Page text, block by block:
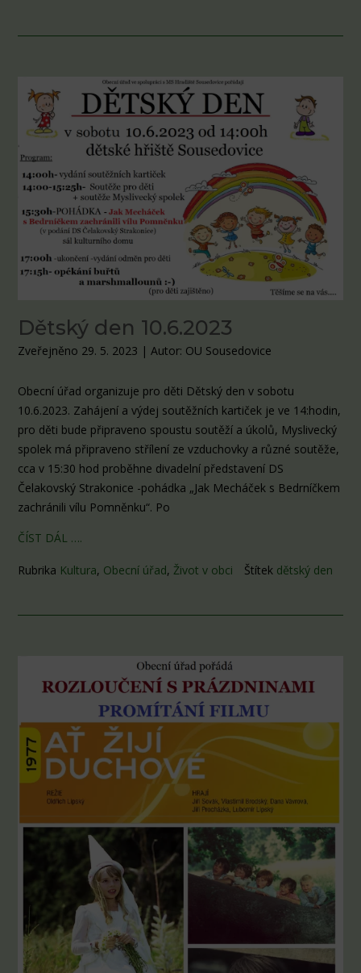
Dětský den 10.6.2023
Zveřejněno 29. 5. 2023 | Autor: OU Sousedovice
Obecní úřad organizuje pro děti Dětský den v sobotu
10.6.2023. Zahájení a výdej soutěžních kartiček je ve 14:hodin,
pro děti bude připraveno spoustu soutěží a úkolů, Myslivecký
spolek má připraveno střílení ze vzduchovky a různé soutěže,
cca v 15:30 hod proběhne divadelní představení DS
Čelakovský Strakonice -pohádka „Jak Mecháček s Bedrníčkem
zachránili vílu Pomněnku“. Po
ČÍST DÁL ….
Rubrika Kultura, Obecní úřad, Život v obci Štítek dětský den